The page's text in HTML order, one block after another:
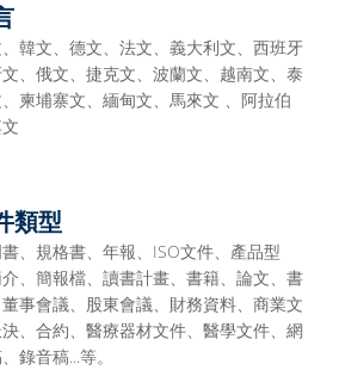
韓文、德文、法文、義大利文、西班牙
、俄文、捷克文、波蘭文、越南文、泰
柬埔寨文、緬甸文、馬來文 、阿拉伯
類型
、規格書、年報、ISO文件、產品型
、簡報檔、讀書計畫、書籍、論文、書
事會議、股東會議、財務資料、商業文
、合約、醫療器材文件、醫學文件、網
錄音稿...等。